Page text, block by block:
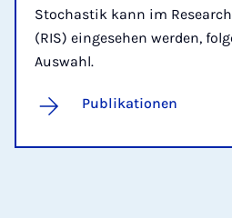
Stochastik kann im
(RIS) eingesehen werden,
Auswahl.
Publikationen